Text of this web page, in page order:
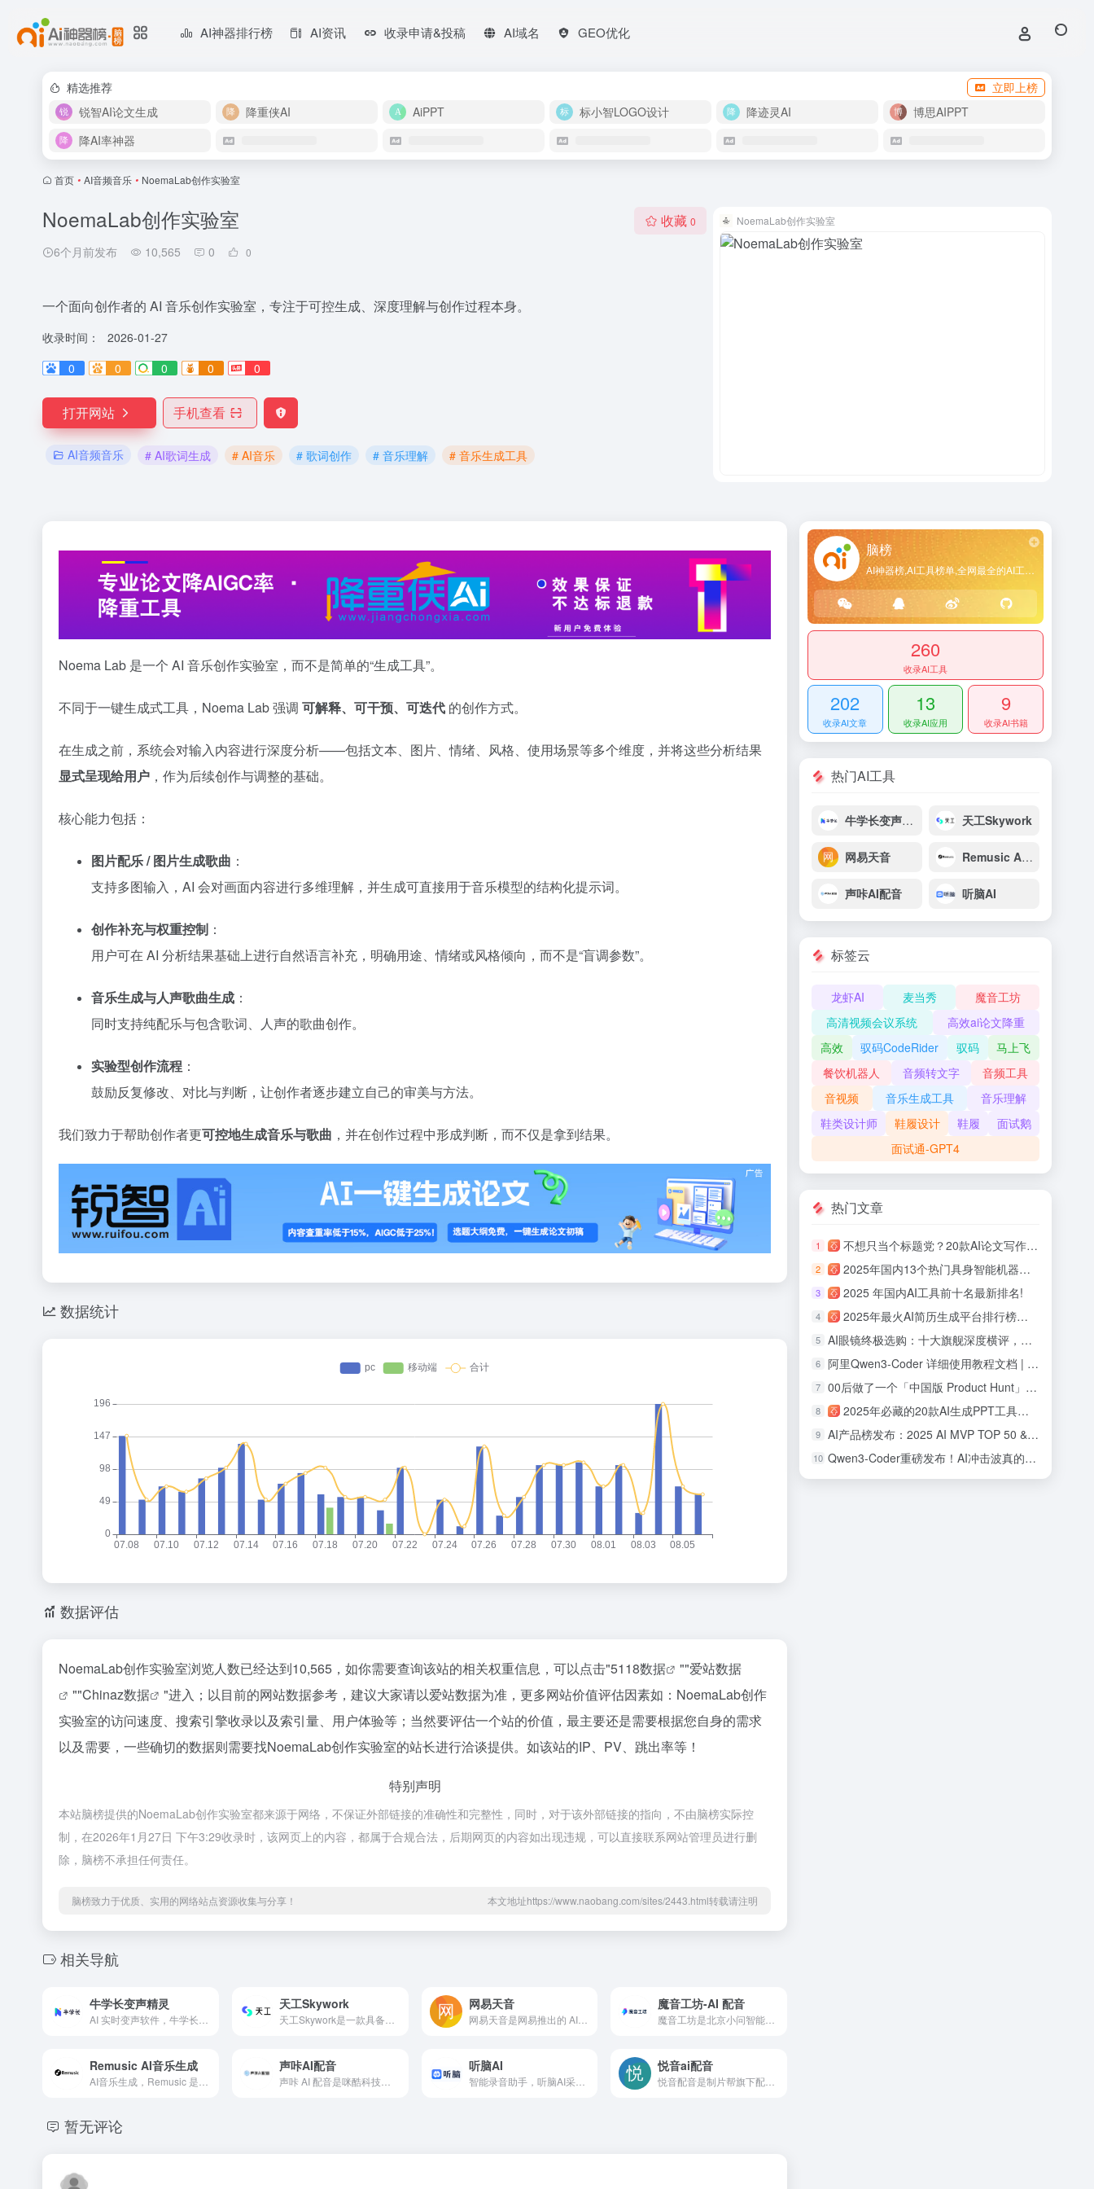
AI神器排行榜 AI资讯 收录申请&投稿 AI域名 GEO优化
精选推荐
立即上榜
锐智AI论文生成
降重侠AI AiPPT 标小智LOGO设计 降迹灵AI
博思AIPPT
降AI率神器
首页 • AI音频音乐 • NoemaLab创作实验室
NoemaLab创作实验室
6个月前发布 10,565 0 0
收藏 0
一个面向创作者的 AI 音乐创作实验室，专注于可控生成、深度理解与创作过程本身。
收录时间：
2026-01-27
0
0 0 0 0
打开网站 手机查看
AI音频音乐 # AI歌词生成 # AI音乐 # 歌词创作 # 音乐理解 # 音乐生成工具
NoemaLab创作实验室
Noema Lab 是一个 AI 音乐创作实验室，而不是简单的“生成工具”。
不同于一键生成式工具，Noema Lab 强调 可解释、可干预、可迭代 的创作方式。
在生成之前，系统会对输入内容进行深度分析——包括文本、图片、情绪、风格、使用场景等多个维度，并将这些分析结果
显式呈现给用户 ，作为后续创作与调整的基础。
核心能力包括：
图片配乐 / 图片生成歌曲 ：
支持多图输入，AI 会对画面内容进行多维理解，并生成可直接用于音乐模型的结构化提示词。
创作补充与权重控制 ：
用户可在 AI 分析结果基础上进行自然语言补充，明确用途、情绪或风格倾向，而不是“盲调参数”。
音乐生成与人声歌曲生成 ：
同时支持纯配乐与包含歌词、人声的歌曲创作。
实验型创作流程 ：
鼓励反复修改、对比与判断，让创作者逐步建立自己的审美与方法。
我们致力于帮助创作者更可控地生成音乐与歌曲 ，并在创作过程中形成判断，而不仅是拿到结果。
数据统计
数据评估
NoemaLab创作实验室浏览人数已经达到10,565，如你需要查询该站的相关权重信息，可以点击"5118数据 ""爱站数据
""Chinaz数据
"进入；以目前的网站数据参考，建议大家请以爱站数据为准，更多网站价值评估因素如：NoemaLab创作
实验室的访问速度、搜索引擎收录以及索引量、用户体验等；当然要评估一个站的价值，最主要还是需要根据您自身的需求
以及需要，一些确切的数据则需要找NoemaLab创作实验室的站长进行洽谈提供。如该站的IP、PV、跳出率等！
特别声明
本站脑榜提供的NoemaLab创作实验室都来源于网络，不保证外部链接的准确性和完整性，同时，对于该外部链接的指向，不由脑榜实际控
制，在2026年1月27日 下午3:29收录时，该网页上的内容，都属于合规合法，后期网页的内容如出现违规，可以直接联系网站管理员进行删
除，脑榜不承担任何责任。
脑榜致力于优质、实用的网络站点资源收集与分享！ 本文地址https://www.naobang.com/sites/2443.html转载请注明
相关导航
牛学长变声精灵 天工Skywork 网易天音
网易天音是网易推出的 AI音乐创作平台，不用复杂操作，普通人也能轻松做音乐。不管是想写首歌记录生活，还是为短视频配原创音乐，在这都能实现，还支持生成不同风格的音乐，上线后因为易上手、效果好，吸引了不少音乐爱好者。
魔音工坊-AI 配音
Remusic AI音乐生成 声咔AI配音 听脑AI
智能录音助手，听脑AI采用AI技术实现实时语音转写，准确率98%。支持会议记录、课堂笔记、销售通话等场景，提供实时转写、多人识别、智能总结功能。快速处理本地及网络音视频，支持多语言，3分钟总结1小时会议内容，让沟通更高效。
悦音ai配音
暂无评论
脑榜
AI神器榜,AI工具榜单,全网最全的AI工具导航网站
260
收录AI工具
202
收录AI文章
13
收录AI应用
9
收录AI书籍
热门AI工具
牛学长变声精灵 天工Skywork
网易天音 Remusic AI音乐生成
声咔AI配音 听脑AI
标签云
龙虾AI 麦当秀
魔音工坊
高清视频会议系统
高效ai论文降重
高效
驭码CodeRider 驭码
马上飞
餐饮机器人
音频转文字
音频工具
音视频
音乐生成工具
音乐理解
鞋类设计师
鞋履设计 鞋履
面试鹅
面试通-GPT4
热门文章
1 不想只当个标题党？20款AI论文写作工具评测！
2 2025年国内13个热门具身智能机器人公司盘点！
3 2025 年国内AI工具前十名最新排名!
4 2025年最火AI简历生成平台排行榜：助力职场人面试率提升700%！
5 AI眼镜终极选购：十大旗舰深度横评，哪款最适合你！
6 阿里Qwen3-Coder 详细使用教程文档 | 快速上手体验
7 00后做了一个「中国版 Product Hunt」：观猹能重建AI产品的信任机制吗？
8 2025年必藏的20款AI生成PPT工具：从零基础到专业级，效率提升 10 倍的秘密！
9 AI产品榜发布：2025 AI MVP TOP 50 & 中国AI潜力企业TOP50！
10 Qwen3-Coder重磅发布！AI冲击波真的来了，程序员会因此失业么？